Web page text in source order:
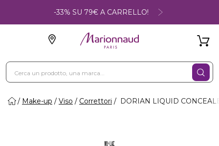
-33% SU 79€ A CARRELLO!
Make-up Viso Correttori DORIAN LIQUID